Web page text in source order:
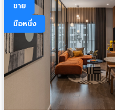
ขาย
มือหนึ่ง